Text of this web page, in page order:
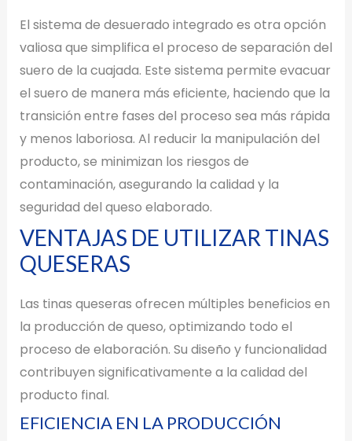
El sistema de desuerado integrado es otra opción
valiosa que simplifica el proceso de separación del
suero de la cuajada. Este sistema permite evacuar
el suero de manera más eficiente, haciendo que la
transición entre fases del proceso sea más rápida
y menos laboriosa. Al reducir la manipulación del
producto, se minimizan los riesgos de
contaminación, asegurando la calidad y la
seguridad del queso elaborado.
VENTAJAS DE UTILIZAR TINAS
QUESERAS
Las tinas queseras ofrecen múltiples beneficios en
la producción de queso, optimizando todo el
proceso de elaboración. Su diseño y funcionalidad
contribuyen significativamente a la calidad del
producto final.
EFICIENCIA EN LA PRODUCCIÓN